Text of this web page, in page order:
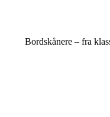
Bordskånere – fra